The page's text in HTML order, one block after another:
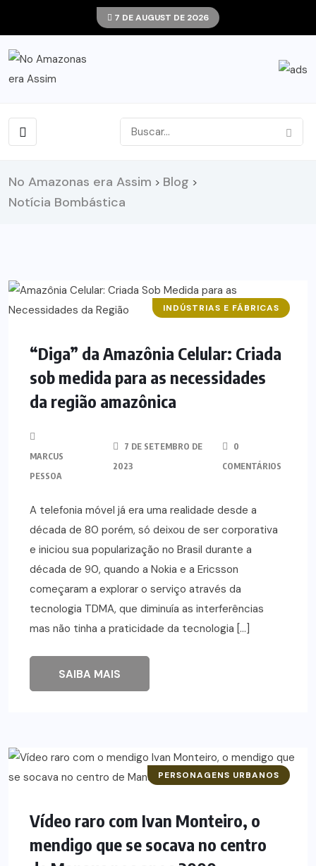
7 DE AUGUST DE 2026
No Amazonas era Assim > Blog >
Notícia Bombástica
INDÚSTRIAS E FÁBRICAS
“Diga” da Amazônia Celular: Criada
sob medida para as necessidades
da região amazônica
MARCUS
PESSOA
7 DE SETEMBRO DE
2023
0
COMENTÁRIOS
A telefonia móvel já era uma realidade desde a
década de 80 porém, só deixou de ser corporativa
e iniciou sua popularização no Brasil durante a
década de 90, quando a Nokia e a Ericsson
começaram a explorar o serviço através da
tecnologia TDMA, que diminuía as interferências
mas não tinha a praticidade da tecnologia […]
SAIBA MAIS
PERSONAGENS URBANOS
Vídeo raro com Ivan Monteiro, o
mendigo que se socava no centro